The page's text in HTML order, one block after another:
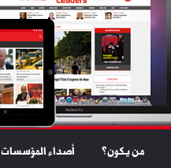
من يكون؟ أصداء المؤسسات